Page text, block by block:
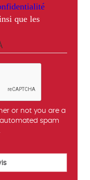
que les
or not you are a
spam